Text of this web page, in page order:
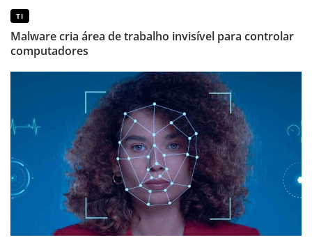
TI
Malware cria área de trabalho invisível para controlar
computadores